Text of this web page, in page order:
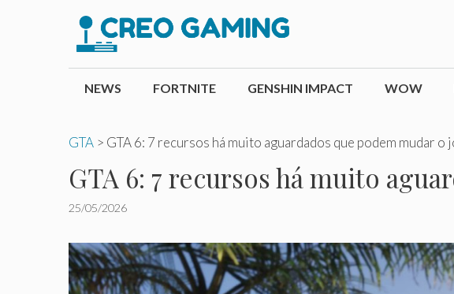
conteúdo
NEWS FORTNITE GENSHIN IMPACT WOW
GTA > GTA 6: 7 recursos há muito aguardados que podem mudar o
GTA 6: 7 recursos há muito
25/05/2026